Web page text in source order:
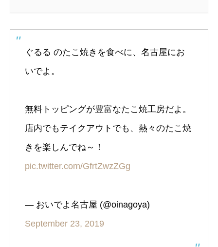
ぐるる のたこ焼きを食べに、名古屋にお
いでよ。
無料トッピングが豊富なたこ焼工房だよ。
店内でもテイクアウトでも、熱々のたこ焼
きを楽しんでね～！
pic.twitter.com/GfrtZwzZGg
— おいでよ名古屋 (@oinagoya)
September 23, 2019